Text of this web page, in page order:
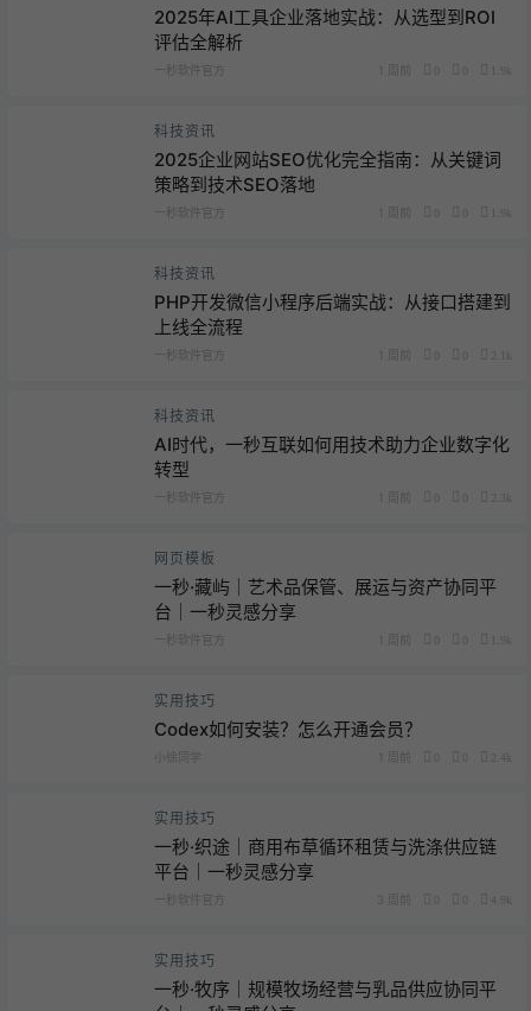
2025年AI工具企业落地实战：从选型到ROI
评估全解析
一秒软件官方 1 周前 1.9k
科技资讯
2025企业网站SEO优化完全指南：从关键词
策略到技术SEO落地
一秒软件官方 1 周前 1.9k
科技资讯
PHP开发微信小程序后端实战：从接口搭建到
上线全流程
一秒软件官方 1 周前 2.1k
科技资讯
AI时代，一秒互联如何用技术助力企业数字化
转型
一秒软件官方 1 周前 2.3k
网页模板
一秒·藏屿｜艺术品保管、展运与资产协同平
台｜一秒灵感分享
一秒软件官方 1 周前 1.9k
实用技巧
Codex如何安装？怎么开通会员？
小徐同学 1 周前 2.4k
实用技巧
一秒·织途｜商用布草循环租赁与洗涤供应链
平台｜一秒灵感分享
一秒软件官方 3 周前 4.9k
实用技巧
一秒·牧序｜规模牧场经营与乳品供应协同平